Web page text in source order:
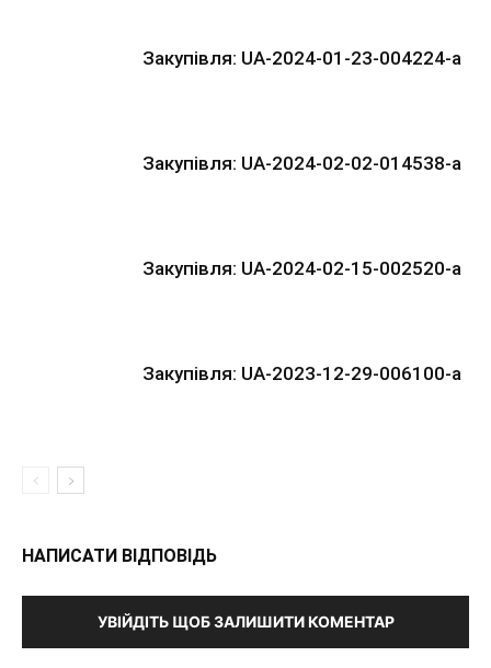
Закупівля: UA-2024-01-23-004224-a
Закупівля: UA-2024-02-02-014538-a
Закупівля: UA-2024-02-15-002520-a
Закупівля: UA-2023-12-29-006100-a
НАПИСАТИ ВІДПОВІДЬ
УВІЙДІТЬ ЩОБ ЗАЛИШИТИ КОМЕНТАР